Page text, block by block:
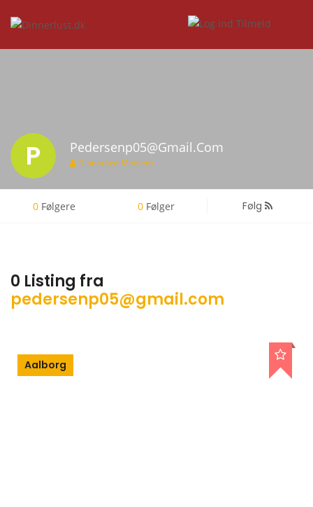
P Pedersenp05@gmail.com
Dinnerlust Medlem
0 Følgere 0 Følger Følg
0 Listing fra
pedersenp05@gmail.com
Aalborg